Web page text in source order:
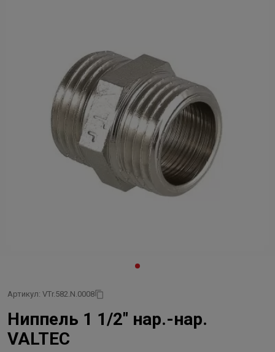
Артикул: VTr.582.N.0008
Ниппель 1 1/2" нар.-нар.
VALTEC